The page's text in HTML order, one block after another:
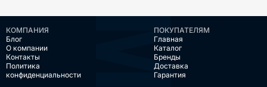
КОМПАНИЯ
Блог
О компании
Контакты
Политика
конфиденциальности
ПОКУПАТЕЛЯМ
Главная
Каталог
Бренды
Доставка
Гарантия